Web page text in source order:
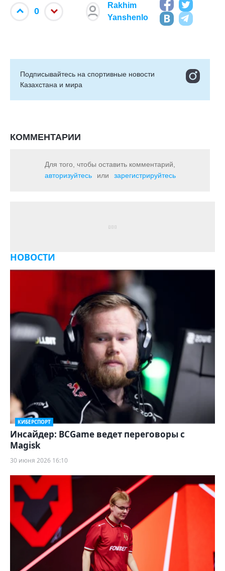
0
Rakhim
Yanshenlo
Подписывайтесь на cпортивные новости
Казахстана и мира
КОММЕНТАРИИ
Для того, чтобы оставить комментарий,
авторизуйтесь
или зарегистрируйтесь
НОВОСТИ
КИБЕРСПОРТ
Инсайдер: BCGame ведет переговоры с
Magisk
30 июня 2026 16:10